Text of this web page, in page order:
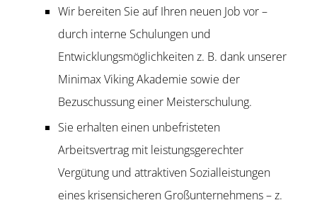
Wir bereiten Sie auf Ihren neuen Job vor –
durch interne Schulungen und
Entwicklungsmöglichkeiten z. B. dank unserer
Minimax Viking Akademie sowie der
Bezuschussung einer Meisterschulung.
Sie erhalten einen unbefristeten
Arbeitsvertrag mit leistungsgerechter
Vergütung und attraktiven Sozialleistungen
eines krisensicheren Großunternehmens – z.